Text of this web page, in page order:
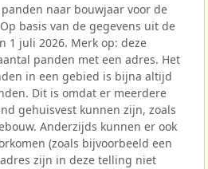
naar bouwjaar voor de
basis van de gegevens uit de
1 juli 2026. Merk op: deze
panden met een adres. Het
in een gebied is bijna altijd
Dit is omdat er meerdere
gehuisvest kunnen zijn, zoals
Anderzijds kunnen er ook
(zoals bijvoorbeeld een
zijn in deze telling niet